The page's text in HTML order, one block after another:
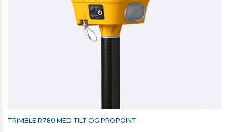
TRIMBLE R780 MED TILT OG PROPOINT